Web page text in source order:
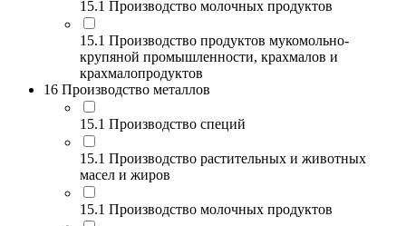
15.1 Производство молочных продуктов
15.1 Производство продуктов мукомольно-
крупяной промышленности, крахмалов и
крахмалопродуктов
16 Производство металлов
15.1 Производство специй
15.1 Производство растительных и животных
масел и жиров
15.1 Производство молочных продуктов